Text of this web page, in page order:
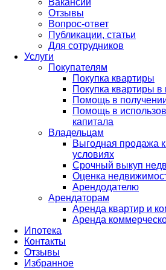
Вакансии
Отзывы
Вопрос-ответ
Публикации, статьи
Для сотрудников
Услуги
Покупателям
Покупка квартиры
Покупка квартиры в
Помощь в
Помощь в
капитала
Владельцам
Выгодная продажа
условиях
Срочный выкуп
Оценка
Арендодателю
Арендаторам
Аренда квартир и
Аренда
Ипотека
Контакты
Отзывы
Избранное